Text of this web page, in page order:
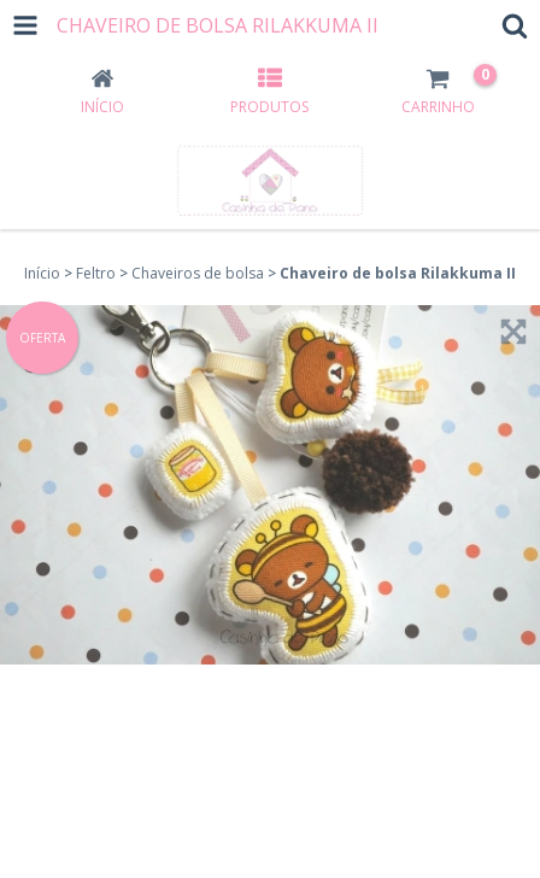
CHAVEIRO DE BOLSA RILAKKUMA II
INÍCIO PRODUTOS CARRINHO
0
Início > Feltro > Chaveiros de bolsa > Chaveiro de bolsa Rilakkuma II
OFERTA